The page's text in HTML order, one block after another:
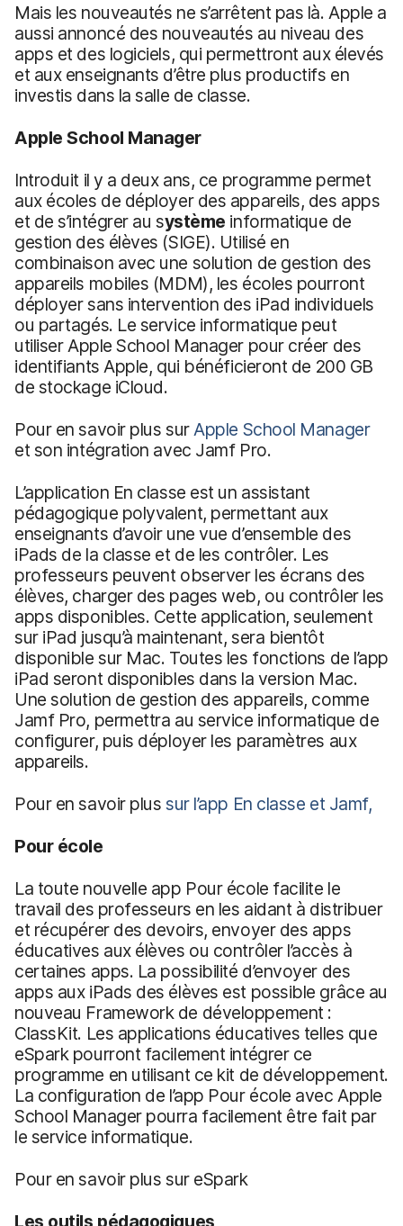
Mais les nouveautés ne s’arrêtent pas là. Apple a
aussi annoncé des nouveautés au niveau des
apps et des logiciels, qui permettront aux élevés
et aux enseignants d’être plus productifs en
investis dans la salle de classe.
Apple School Manager
Introduit il y a deux ans, ce programme permet
aux écoles de déployer des appareils, des apps
et de s’intégrer au système informatique de
gestion des élèves (SIGE). Utilisé en
combinaison avec une solution de gestion des
appareils mobiles (MDM), les écoles pourront
déployer sans intervention des iPad individuels
ou partagés. Le service informatique peut
utiliser Apple School Manager pour créer des
identifiants Apple, qui bénéficieront de 200 GB
de stockage iCloud.
Pour en savoir plus sur Apple School Manager
et son intégration avec Jamf Pro.
L’application En classe est un assistant
pédagogique polyvalent, permettant aux
enseignants d’avoir une vue d’ensemble des
iPads de la classe et de les contrôler. Les
professeurs peuvent observer les écrans des
élèves, charger des pages web, ou contrôler les
apps disponibles. Cette application, seulement
sur iPad jusqu’à maintenant, sera bientôt
disponible sur Mac. Toutes les fonctions de l’app
iPad seront disponibles dans la version Mac.
Une solution de gestion des appareils, comme
Jamf Pro, permettra au service informatique de
configurer, puis déployer les paramètres aux
appareils.
Pour en savoir plussur l’app En classe et Jamf,
Pour école
La toute nouvelle app Pour école facilite le
travail des professeurs en les aidant à distribuer
et récupérer des devoirs, envoyer des apps
éducatives aux élèves ou contrôler l’accès à
certaines apps. La possibilité d’envoyer des
apps aux iPads des élèves est possible grâce au
nouveau Framework de développement :
ClassKit. Les applications éducatives telles que
eSpark pourront facilement intégrer ce
programme en utilisant ce kit de développement.
La configuration de l’app Pour école avec Apple
School Manager pourra facilement être fait par
le service informatique.
Pour en savoir plus sur eSpark
Les outils pédagogiques